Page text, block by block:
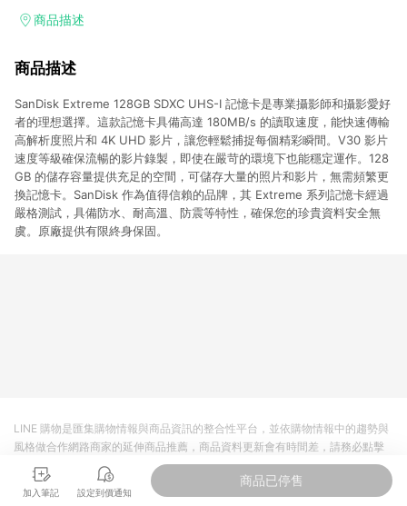
加入WOW會員告別湊免運，火箭速配、火箭跨境優質選品不限金
商品描述
商品描述
SanDisk Extreme 128GB SDXC UHS-I 記憶卡是專業攝影師和攝影愛好
者的理想選擇。這款記憶卡具備高達 180MB/s 的讀取速度，能快速傳輸
高解析度照片和 4K UHD 影片，讓您輕鬆捕捉每個精彩瞬間。V30 影片
速度等級確保流暢的影片錄製，即使在嚴苛的環境下也能穩定運作。128
GB 的儲存容量提供充足的空間，可儲存大量的照片和影片，無需頻繁更
換記憶卡。SanDisk 作為值得信賴的品牌，其 Extreme 系列記憶卡經過
嚴格測試，具備防水、耐高溫、防震等特性，確保您的珍貴資料安全無
虞。原廠提供有限終身保固。
加入筆記 設定到價通知
商品已停售
LINE 購物是匯集購物情報與商品資訊的整合性平台，並依購物情報中的趨勢與
風格做合作網路商家的延伸商品推薦，商品資料更新會有時間差，請務必點擊
商品至各合作網路商家，確認現售價與購物條件，一切資訊以合作廠商網頁為
準。